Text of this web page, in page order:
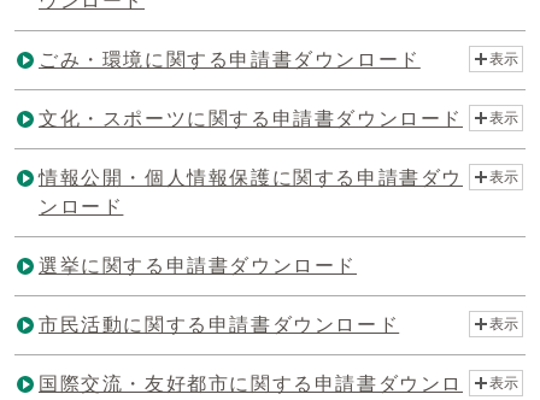
ごみ・環境に関する申請書ダウンロード 表示
文化・スポーツに関する申請書ダウンロード 表示
情報公開・個人情報保護に関する申請書ダウ
ンロード
表示
選挙に関する申請書ダウンロード
市民活動に関する申請書ダウンロード 表示
国際交流・友好都市に関する申請書ダウンロ
表示